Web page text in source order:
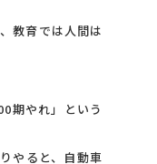
教育では人間は
期やれ」という
やると、自動車